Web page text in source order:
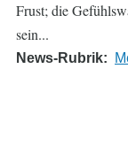
Frust; die
sein...
News-Rubrik